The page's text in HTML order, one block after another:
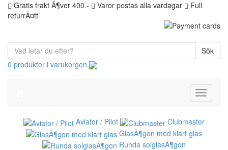
Gratis frakt Ã¶ver 400.- Varor postas alla vardagar
Full
returrÃ¤tt
Sök
0 produkter i varukorgen
Toggle
Aviator / Pilot
Clubmaster
GlasÃ¶gon med klart glas
Runda solglasÃ¶gon